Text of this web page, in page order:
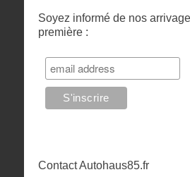
Soyez informé de nos
première :
Contact Autohaus85.fr